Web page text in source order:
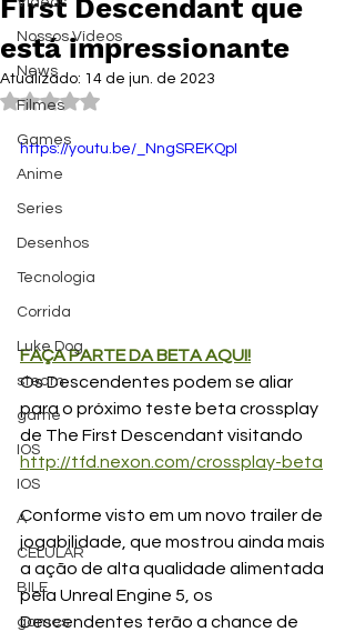
Nossos Vídeos
News
Filmes
Games
Anime
Series
Desenhos
Tecnologia
Corrida
Luke Dog
steam
game
IOS
IOS
A
CELULAR
BILE
games
First Descendant que
está impressionante
Atualizado: 14 de jun. de 2023
Avaliado com NaN de 5 estrelas.
https://youtu.be/_NngSREKQpI
FAÇA PARTE DA BETA AQUI!
Os Descendentes podem se aliar
para o próximo teste beta crossplay
de The First Descendant visitando
http://tfd.nexon.com/crossplay-beta
Conforme visto em um novo trailer de
jogabilidade, que mostrou ainda mais
a ação de alta qualidade alimentada
pela Unreal Engine 5, os
Descendentes terão a chance de